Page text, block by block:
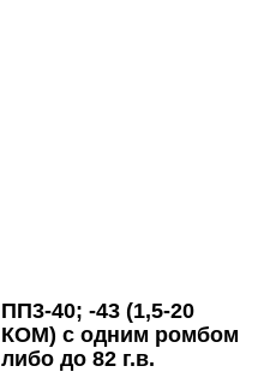
ПП3-40; -43 (1,5-20
КОМ) с одним ромбом
либо до 82 г.в.